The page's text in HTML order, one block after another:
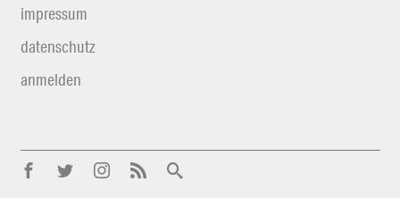
impressum
datenschutz
anmelden